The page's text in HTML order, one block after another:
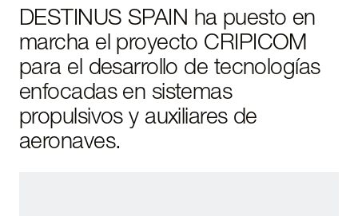
Subsystems
Company
About
Contact us
News
DESTINUS SPAIN ha puesto en
marcha el proyecto CRIPICOM
para el desarrollo de tecnologías
enfocadas en sistemas
propulsivos y auxiliares de
aeronaves.